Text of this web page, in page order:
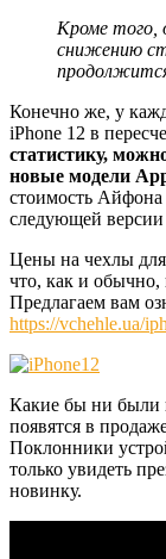
Кроме того,
снижению
Конечно же, у
iPhone 12 в
статистику,
новые модели
стоимость
следующей версии
Цены на чехлы для
что, как и обычно,
Предлагаем вам
https://vchehle.ua/
Какие бы ни были
появятся в
Поклонники
только увидеть
новинку.